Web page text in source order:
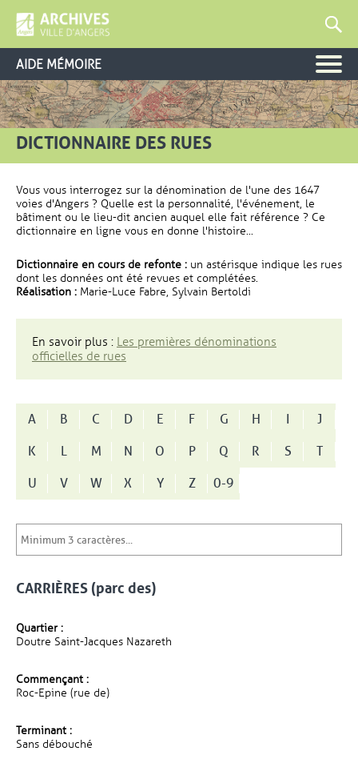
AIDE MÉMOIRE
DICTIONNAIRE DES RUES
Vous vous interrogez sur la dénomination de l'une des 1647
voies d'Angers ? Quelle est la personnalité, l'événement, le
bâtiment ou le lieu-dit ancien auquel elle fait référence ? Ce
dictionnaire en ligne vous en donne l'histoire...
Dictionnaire en cours de refonte : un astérisque indique les rues
dont les données ont été revues et complétées.
Réalisation : Marie-Luce Fabre, Sylvain Bertoldi
En savoir plus : Les premières dénominations
officielles de rues
A B C D E F G H I
J
K
L M N O P Q R S
T
U
V W X Y Z 0-9
CARRIÈRES (parc des)
Quartier :
Doutre Saint-Jacques Nazareth
Commençant :
Roc-Epine (rue de)
Terminant :
Sans débouché